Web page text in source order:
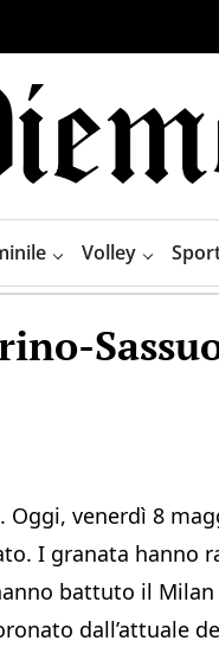
Volley
Oggi, venerdì 8
I granata hanno
battuto il Milan
dall’attuale